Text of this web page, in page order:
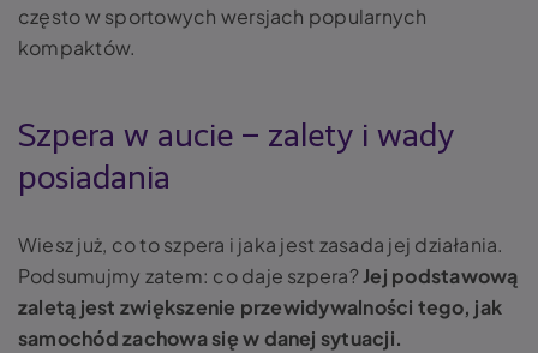
często w sportowych wersjach popularnych
kompaktów.
Szpera w aucie – zalety i wady
posiadania
Wiesz już, co to szpera i jaka jest zasada jej działania.
Podsumujmy zatem: co daje szpera?Jej podstawową
zaletą jest zwiększenie przewidywalności tego, jak
samochód zachowa się w danej sytuacji.